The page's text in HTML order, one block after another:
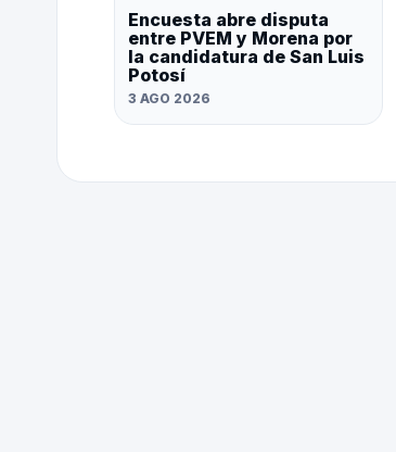
Encuesta abre disputa
entre PVEM y Morena por
la candidatura de San Luis
Potosí
3 AGO 2026